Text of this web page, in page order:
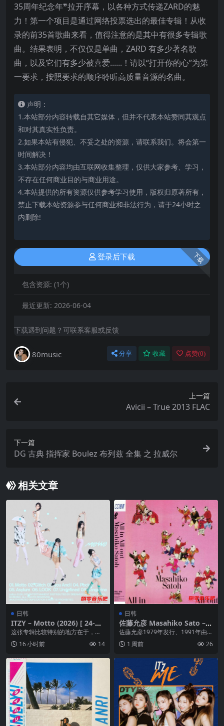
35周年纪念年❞拉开序幕，以各种方式传递ZARD的魅
力！第一个项目是通过网络投票选出的最佳专辑！从收
录的前35首歌曲来看，值得注意的是其中有很多专辑歌
曲。结果表明，不仅仅是单曲，ZARD 有多少著名歌
曲，以及它们有多少被喜爱......！请以“打开你的心”为第
一要求，按照要求的顺序聆听高质量音源的名曲。
声明：
1.本站部分内容转载自其它媒体，但并不代表本站赞同其观点
和对其真实性负责。
2.如果本站有侵犯、不妥之处的资源，请联系我们。将会第一
时间解决！
3.本站部分内容均由互联网收集整理，仅供大家参考、学习，
不存在任何商业目的与商业用途。
4.本站提供的所有资源仅供参考学习使用，版权归原著所有，
禁止下载本站资源参与任何商业和非法行为，请于24小时之
内删除!
下载
登录后下载
包含资源: (1个)
最近更新: 2026-06-04
下载遇到问题？可联系客服或反馈
80music 分享 收藏 点赞(0)
上一篇
Avicii – True 2013 FLAC
下一篇
DG 古典 指挥家 Boulez 布列兹 全集 之 拉威尔
相关文章
日韩
ITZY – Motto (2026) [ 24-bit
96 kHz] – FLAC
这张专辑比较特别的地方在于，它
有一种“巡演衍生 EP”的感觉。Appl
e Mus...
16 小时前 14
日韩
佐藤允彦 Masahiko Sato – A
ll-In, All-Out (1979, 1991, S
ony-Japan) CD FLAC
佐藤允彦1979年发行、1991年由日
本Sony再版的爵士钢琴专辑，是其
融合先锋...
1 周前 26